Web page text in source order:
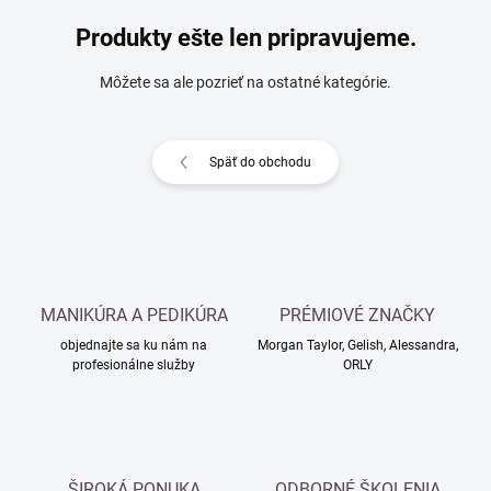
Produkty ešte len pripravujeme.
Môžete sa ale pozrieť na ostatné kategórie.
Späť do obchodu
MANIKÚRA A PEDIKÚRA
objednajte sa ku nám na
profesionálne služby
PRÉMIOVÉ ZNAČKY
Morgan Taylor, Gelish, Alessandra,
ORLY